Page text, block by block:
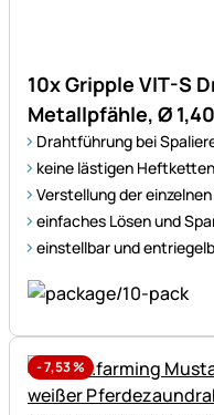
10x Gripple VIT-S
Metallpfähle, Ø
Drahtführung bei
keine lästigen
Verstellung der
einfaches Lösen und
einstellbar und
-7,53%